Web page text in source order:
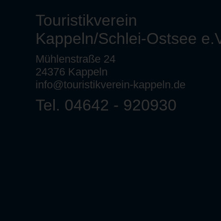
Touristikverein
Kappeln/Schlei-Ostsee
Mühlenstraße 24
24376 Kappeln
info@touristikverein-kappeln.de
Tel. 04642 - 920930